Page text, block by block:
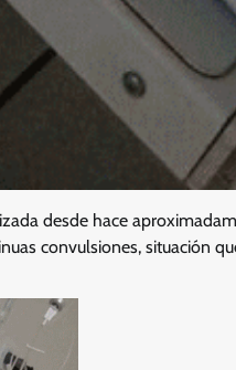
desde hace
convulsiones, situación